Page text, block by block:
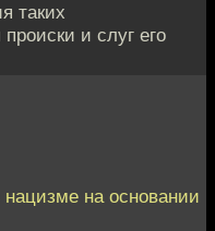
таких
и слуг его
на основании